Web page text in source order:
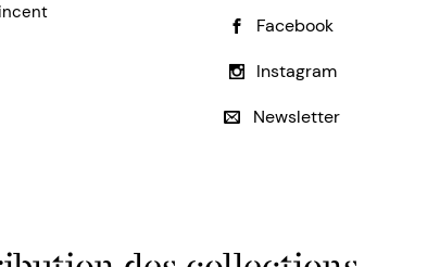
Facebook
Instagram
Newsletter